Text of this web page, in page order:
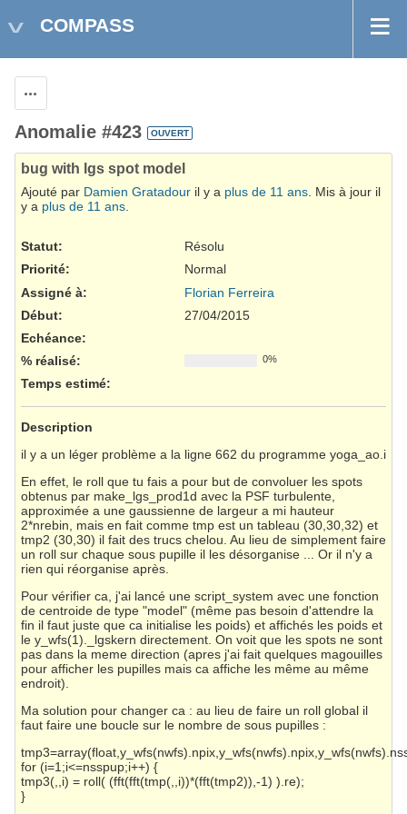
COMPASS
Anomalie #423 OUVERT
bug with lgs spot model
Ajouté par Damien Gratadour il y a plus de 11 ans. Mis à jour il
y a plus de 11 ans.
Statut:
Résolu
Priorité:
Normal
Assigné à:
Florian Ferreira
Début:
27/04/2015
Echéance:
% réalisé:
0%
Temps estimé:
Description
il y a un léger problème a la ligne 662 du programme yoga_ao.i
En effet, le roll que tu fais a pour but de convoluer les spots
obtenus par make_lgs_prod1d avec la PSF turbulente,
approximée a une gaussienne de largeur a mi hauteur
2*nrebin, mais en fait comme tmp est un tableau (30,30,32) et
tmp2 (30,30) il fait des trucs chelou. Au lieu de simplement faire
un roll sur chaque sous pupille il les désorganise ... Or il n'y a
rien qui réorganise après.
Pour vérifier ca, j'ai lancé une script_system avec une fonction
de centroide de type "model" (même pas besoin d'attendre la
fin il faut juste que ca initialise les poids) et affichés les poids et
le y_wfs(1)._lgskern directement. On voit que les spots ne sont
pas dans la meme direction (apres j'ai fait quelques magouilles
pour afficher les pupilles mais ca affiche les même au même
endroit).
Ma solution pour changer ca : au lieu de faire un roll global il
faut faire une boucle sur le nombre de sous pupilles :
for (i=1;i<=nsspup;i++) {
tmp3(,,i) = roll( (fft(fft(tmp(,,i))*(fft(tmp2)),-1) ).re);
}